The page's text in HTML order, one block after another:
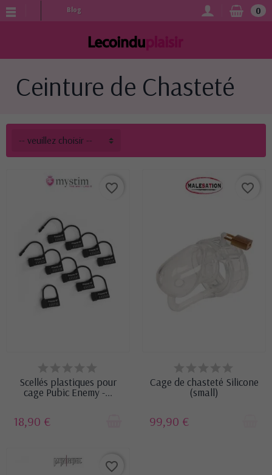
Blog 0
Ceinture de Chasteté
-- veuillez choisir --
favorite_border
Scellés plastiques pour
cage Pubic Enemy -...
18,90 €
favorite_border
Cage de chasteté Silicone
(small)
99,90 €
favorite_border